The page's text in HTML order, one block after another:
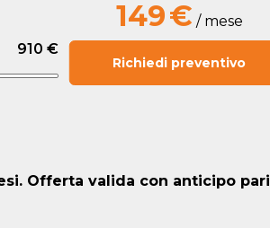
910 €
149€ / mese
Richiedi preventivo
Offerta valida con anticipo pari